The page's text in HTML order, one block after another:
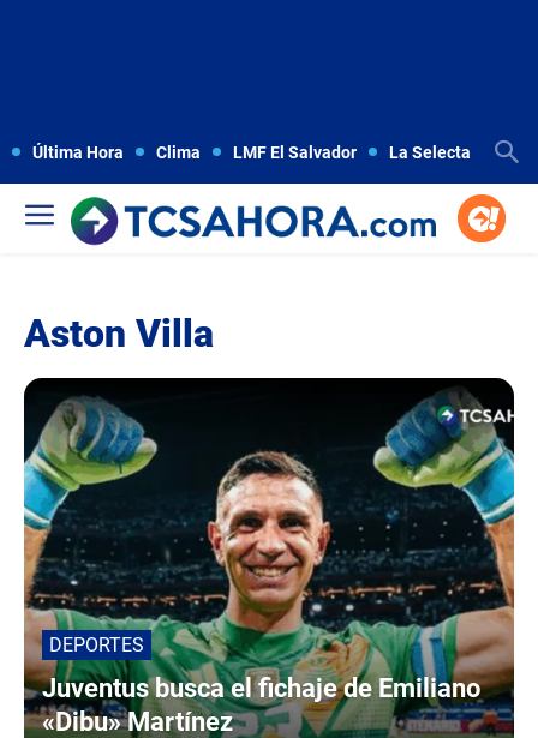
Última Hora Clima LMF El Salvador La Selecta
Aston Villa
DEPORTES
Juventus busca el fichaje de Emiliano
«Dibu» Martínez